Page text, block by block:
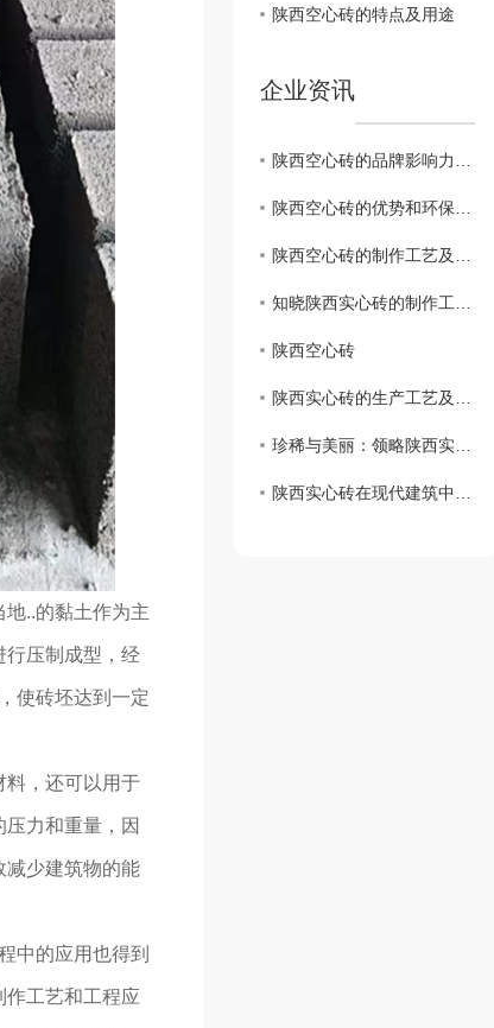
..的黏土作为主
行压制成型，经
使砖坯达到一定
料，还可以用于
力和重量，因
减少建筑物的能
中的应用也得到
作工艺和工程应
陕西空心砖的特点及用途
企业资讯
陕西空心砖的品牌影响力及市场前景展望
陕西空心砖的优势和环保特性解析
陕西空心砖的制作工艺及特点
知晓陕西实心砖的制作工艺与保护方法
陕西空心砖
陕西实心砖的生产工艺及特点解析
珍稀与美丽：领略陕西实心砖的独特魅力
陕西实心砖在现代建筑中的再次崛起